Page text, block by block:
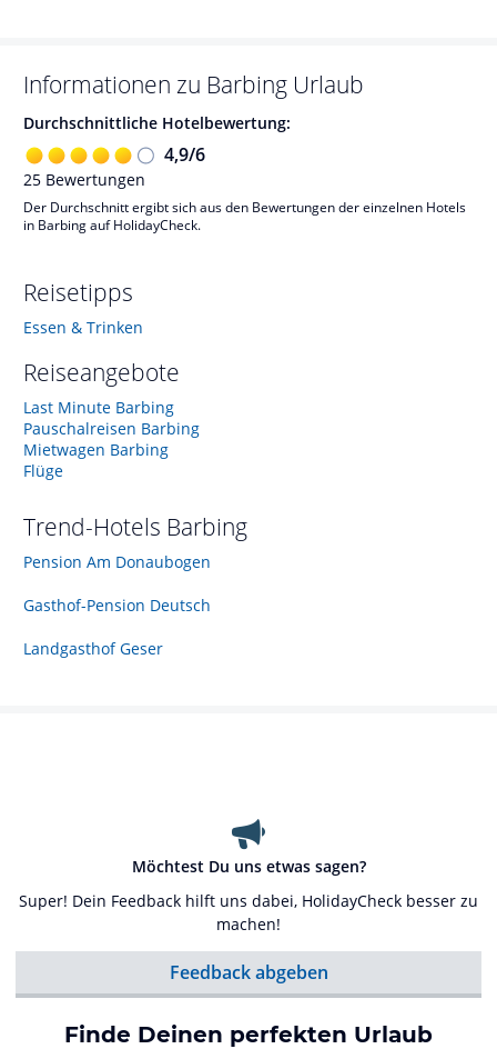
Informationen zu Barbing Urlaub
Durchschnittliche Hotelbewertung:
4,9/6
25 Bewertungen
Der Durchschnitt ergibt sich aus den Bewertungen der einzelnen Hotels
in Barbing auf HolidayCheck.
Reisetipps
Essen & Trinken
Reiseangebote
Last Minute Barbing
Pauschalreisen Barbing
Mietwagen Barbing
Flüge
Trend-Hotels Barbing
Pension Am Donaubogen
Gasthof-Pension Deutsch
Landgasthof Geser
Möchtest Du uns etwas sagen?
Super! Dein Feedback hilft uns dabei, HolidayCheck besser zu
machen!
Feedback abgeben
Finde Deinen perfekten Urlaub